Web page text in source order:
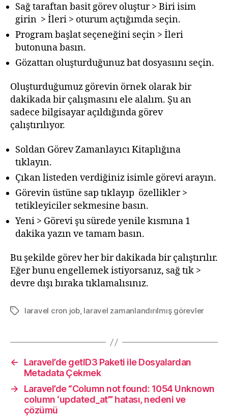
Sağ taraftan basit görev oluştur > Biri isim
girin > İleri > oturum açtığımda seçin.
Program başlat seçeneğini seçin > İleri
butonuna basın.
Gözattan oluşturduğunuz bat dosyasıını seçin.
Oluşturduğumuz görevin örnek olarak bir
dakikada bir çalışmasını ele alalım. Şu an
sadece bilgisayar açıldığında görev
çalıştırılıyor.
Soldan Görev Zamanlayıcı Kitaplığına
tıklayın.
Çıkan listeden verdiğiniz isimle görevi arayın.
Görevin üstüne sap tıklayıp özellikler >
tetikleyiciler sekmesine basın.
Yeni > Görevi şu sürede yenile kısmına 1
dakika yazın ve tamam basın.
Bu şekilde görev her bir dakikada bir çalıştırılır.
Eğer bunu engellemek istiyorsanız, sağ tık >
devre dışı bıraka tıklamalısınız.
Tagslaravel cron job, laravel zamanlandırılmış görevler
←
Laravel’de getID3 Paketi ile Dosyalardan
Metadata Çekmek
→
Laravel’de “Column not found: 1054 Unknown
column ‘updated_at’” hatası, nedeni ve
çözümü